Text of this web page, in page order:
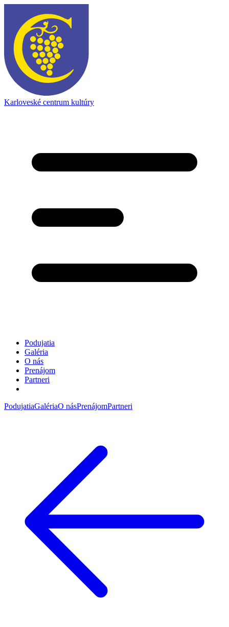
Karloveské centrum kultúry
Podujatia
Galéria
O nás
Prenájom
Partneri
PodujatiaGalériaO násPrenájomPartneri